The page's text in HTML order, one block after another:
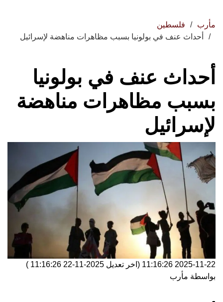
مأرب
فلسطين
أحداث عنف في بولونيا بسبب مظاهرات مناهضة لإسرائيل
أحداث عنف في بولونيا
بسبب مظاهرات مناهضة
لإسرائيل
2025-11-22 11:16:26 (اخر تعديل 2025-11-22 11:16:26
)
بواسطة مأرب